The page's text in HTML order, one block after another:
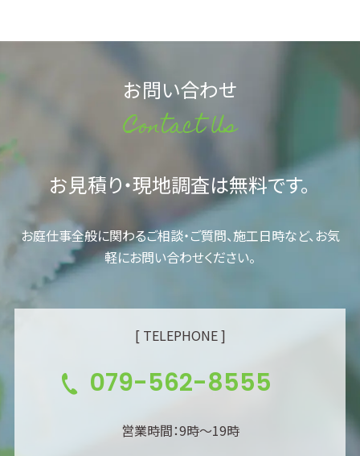
お問い合わせ
Contact Us
お見積り・現地調査は無料です。
お庭仕事全般に関わるご相談・ご質問、施工日時など、お気
軽にお問い合わせください。
[ TELEPHONE ]
079-562-8555
営業時間：9時～19時